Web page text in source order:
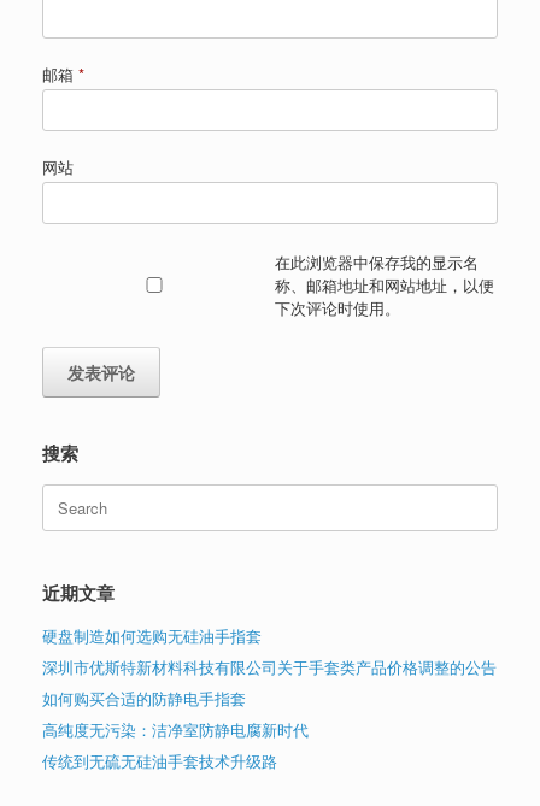
邮箱 *
网站
在此浏览器中保存我的显示名
称、邮箱地址和网站地址，以便
下次评论时使用。
搜索
Search
for:
近期文章
硬盘制造如何选购无硅油手指套
深圳市优斯特新材料科技有限公司关于手套类产品价格调整的公告
如何购买合适的防静电手指套
高纯度无污染：洁净室防静电腐新时代
传统到无硫无硅油手套技术升级路